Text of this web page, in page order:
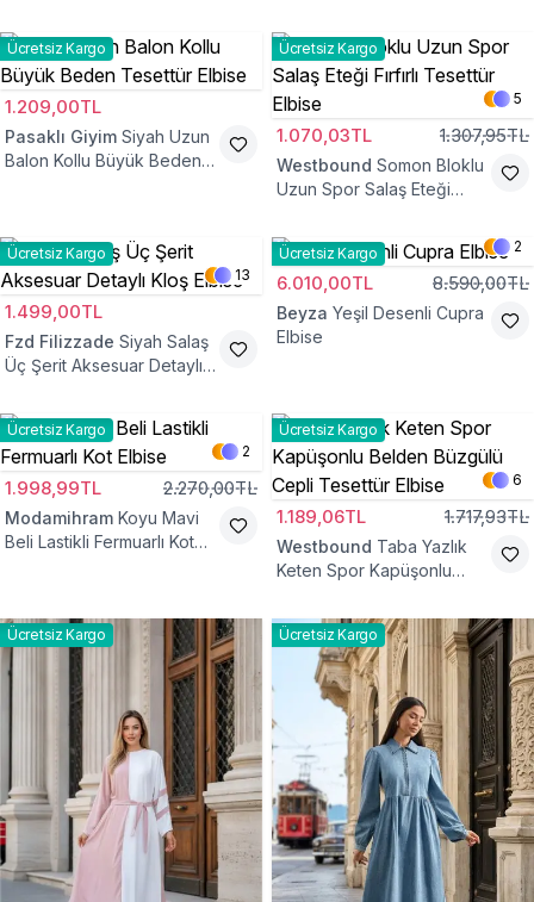
Ücretsiz Kargo
1.209,00TL
Pasaklı Giyim Siyah Uzun
Balon Kollu Büyük Beden
Ücretsiz Kargo
5
1.070,03TL 1.307,95TL
Westbound Somon Bloklu
Uzun Spor Salaş Eteği
Ücretsiz Kargo
13
1.499,00TL
Fzd Filizzade Siyah Salaş
Üç Şerit Aksesuar Detaylı
Ücretsiz Kargo 2
6.010,00TL 8.590,00TL
Beyza Yeşil Desenli Cupra
Elbise
Ücretsiz Kargo
2
1.998,99TL 2.270,00TL
Modamihram Koyu Mavi
Beli Lastikli Fermuarlı Kot
Ücretsiz Kargo
6
1.189,06TL 1.717,93TL
Westbound Taba Yazlık
Keten Spor Kapüşonlu
Tesettür Elbise
Ücretsiz Kargo Ücretsiz Kargo